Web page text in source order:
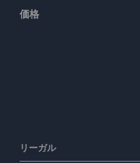
価格
リーガル